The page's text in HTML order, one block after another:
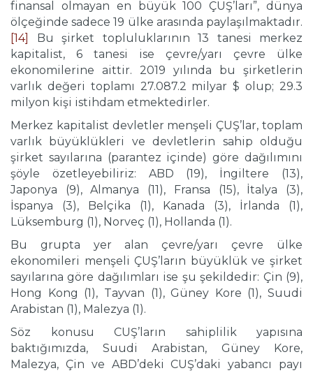
finansal olmayan en büyük 100 ÇUŞ’ları”, dünya
ölçeğinde sadece 19 ülke arasında paylaşılmaktadır.
[14]
Bu şirket topluluklarının 13 tanesi merkez
kapitalist, 6 tanesi ise çevre/yarı çevre ülke
ekonomilerine aittir. 2019 yılında bu şirketlerin
varlık değeri toplamı 27.087.2 milyar $ olup; 29.3
milyon kişi istihdam etmektedirler.
Merkez kapitalist devletler menşeli ÇUŞ’lar, toplam
varlık büyüklükleri ve devletlerin sahip olduğu
şirket sayılarına (parantez içinde) göre dağılımını
şöyle özetleyebiliriz: ABD (19), İngiltere (13),
Japonya (9), Almanya (11), Fransa (15), İtalya (3),
İspanya (3), Belçika (1), Kanada (3), İrlanda (1),
Lüksemburg (1), Norveç (1), Hollanda (1).
Bu grupta yer alan çevre/yarı çevre ülke
ekonomileri menşeli ÇUŞ’ların büyüklük ve şirket
sayılarına göre dağılımları ise şu şekildedir: Çin (9),
Hong Kong (1), Tayvan (1), Güney Kore (1), Suudi
Arabistan (1), Malezya (1).
Söz konusu CUŞ’ların sahiplilik yapısına
baktığımızda, Suudi Arabistan, Güney Kore,
Malezya, Çin ve ABD’deki CUŞ’daki yabancı payı